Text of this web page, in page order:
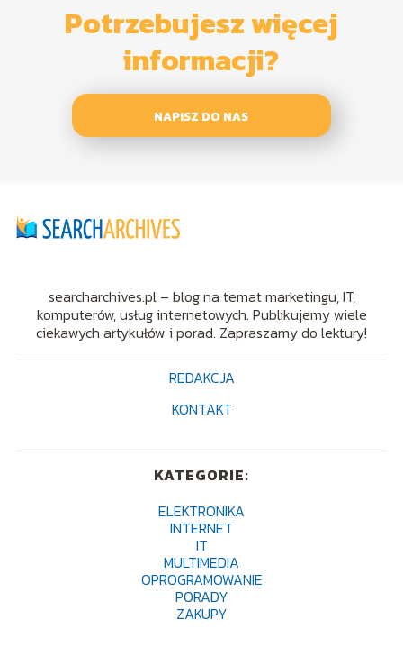
Potrzebujesz więcej
informacji?
NAPISZ DO NAS
searcharchives.pl – blog na temat marketingu, IT,
komputerów, usług internetowych. Publikujemy wiele
ciekawych artykułów i porad. Zapraszamy do lektury!
REDAKCJA
KONTAKT
KATEGORIE:
ELEKTRONIKA
INTERNET
IT
MULTIMEDIA
OPROGRAMOWANIE
PORADY
ZAKUPY